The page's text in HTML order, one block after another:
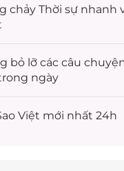
chảy Thời sự nhanh
bỏ lỡ các câu
ngày
Việt mới nhất 24h